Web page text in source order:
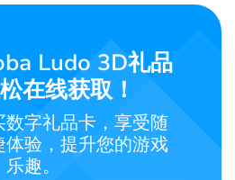
Ludo 3D礼品
在线获取！
字礼品卡，享受随
验，提升您的游戏
乐趣。